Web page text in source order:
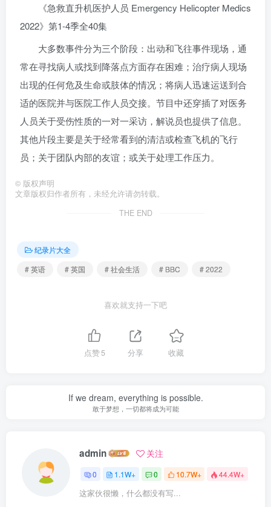
《急救直升机医护人员 Emergency Helicopter Medics
2022》第1-4季全40集
大多数事件分为三个阶段：出动和飞往事件现场，通
常在寻找病人或找到降落点方面存在困难；治疗病人现场
出现的任何危及生命或肢体的情况；将病人迅速运送到合
适的医院并与医院工作人员交接。节目中还穿插了对医务
人员关于受伤性质的一对一采访，解说员也提供了信息。
其他片段主要是关于经常看到的清洁或检查飞机的飞行
员；关于团队内部的友谊；或关于处理工作压力。
© 版权声明
文章版权归作者所有，未经允许请勿转载。
THE END
纪录片大全
# 英语
# 英国 # 社会生活 # BBC # 2022
喜欢就支持一下吧
点赞5 分享 收藏
If we dream, everything is possible.
敢于梦想，一切都将成为可能
admin 关注
0 1.1W+ 0 10.7W+ 44.4W+
这家伙很懒，什么都没有写...